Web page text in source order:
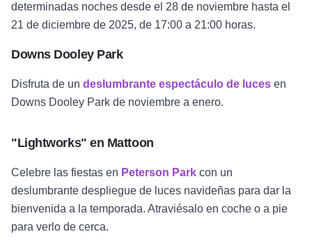
determinadas noches desde el 28 de noviembre hasta el
21 de diciembre de 2025, de 17:00 a 21:00 horas.
Downs Dooley Park
Disfruta de un deslumbrante espectáculo de luces en
Downs Dooley Park de noviembre a enero.
"Lightworks" en Mattoon
Celebre las fiestas en Peterson Park con un
deslumbrante despliegue de luces navideñas para dar la
bienvenida a la temporada. Atraviésalo en coche o a pie
para verlo de cerca.